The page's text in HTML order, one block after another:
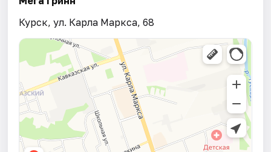
Курск, ул. Карла Маркса, 68